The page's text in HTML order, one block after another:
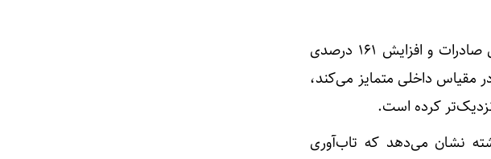
نکته مهم‌تر آنکه اکسین در همین دوره سخت توانست رشد ۶۱ درصدی صادرات و افزایش ۱۶۱ درصدی
مقیاس داخلی متمایز می‌کند،
کرده است.
نشان می‌دهد که تاب‌آوری